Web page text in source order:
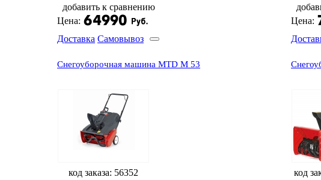
добавить к сравнению
Цена:
Доставка Самовывоз
Цена:
Снегоуборочная машина MTD M 53
код заказа: 56352
код